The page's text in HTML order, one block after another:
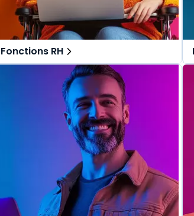
Fonctions RH
Des solutions tout-en-un, spécialement
pensées pour les fonctions RH.
Une offre globale pour vous repérer dans
vos missions au quotidien.